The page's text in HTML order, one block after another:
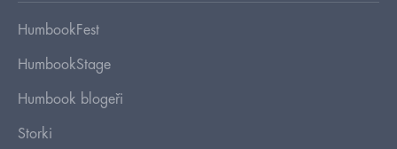
HumbookFest
HumbookStage
Humbook blogeři
Storki